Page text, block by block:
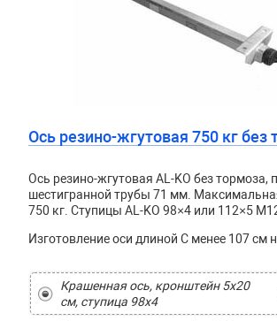
Ось резино-жгутовая 750 кг без
Ось резино-жгутовая AL-KO без тормоза,
шестигранной трубы 71 мм.
750 кг. Ступицы AL-KO 98×4 или 112×5
Изготовление оси длиной C менее 107 см
Крашенная ось, кронштейн 5х20
см, ступица 98х4